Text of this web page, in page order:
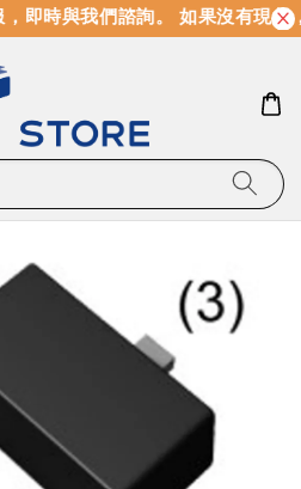
時與我們諮詢。 如果沒有現貨